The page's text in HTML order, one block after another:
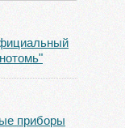
приборы